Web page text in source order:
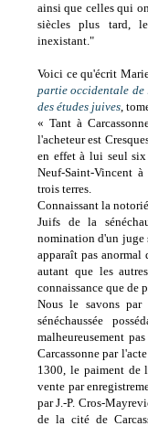
ainsi que celles qui
siècles plus tard,
inexistant."
Voici ce qu'écrit
partie occidentale de
des études juives,
« Tant à
l'acheteur est
en effet à lui seul six
Neuf-Saint-Vincent
trois terres.
Connaissant la
Juifs de la
nomination d'un juge
apparaît pas anormal
autant que les
connaissance que de
Nous le savons par
sénéchaussée
malheureusement
Carcassonne par
1300, le paiment de
vente par
par J.-P. Cros-
de la cité de